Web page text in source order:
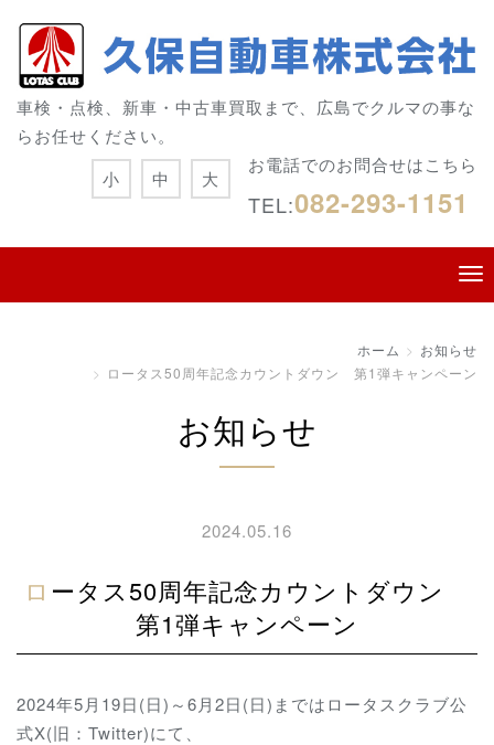
車検・点検、新車・中古車買取まで、広島でクルマの事な
らお任せください。
お電話でのお問合せはこちら
TEL:082-293-1151
小 中 大
ホーム
お知らせ
ロータス50周年記念カウントダウン 第1弾キャンペーン
お知らせ
2024.05.16
ロータス50周年記念カウントダウン
第1弾キャンペーン
2024年5月19日(日)～6月2日(日)まではロータスクラブ公
式X(旧：Twitter)にて、